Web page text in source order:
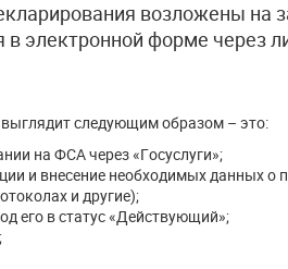
возложены на
в электронной форме через
следующим образом – это:
на ФСА через «Госуслуги»;
и внесение необходимых данных
и другие);
его в статус «Действующий»;